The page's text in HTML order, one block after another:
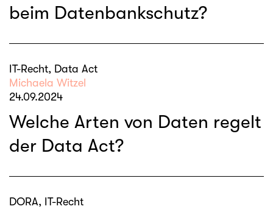
beim Datenbankschutz?
IT-Recht, Data Act
Michaela Witzel
24.09.2024
Welche Arten von Daten regelt
der Data Act?
DORA, IT-Recht